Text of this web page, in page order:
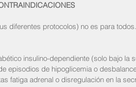
diferentes protocolos) no es para
insulino-dependiente (solo bajo la
episodios de hipoglicemia o
fatiga adrenal o disregulación en la